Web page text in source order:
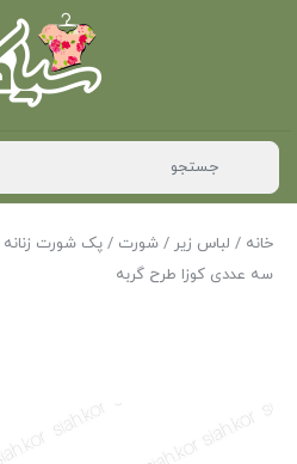
خانه / لباس زیر / شورت / پک شورت زنانه
سه عددی کوزا طرح گربه